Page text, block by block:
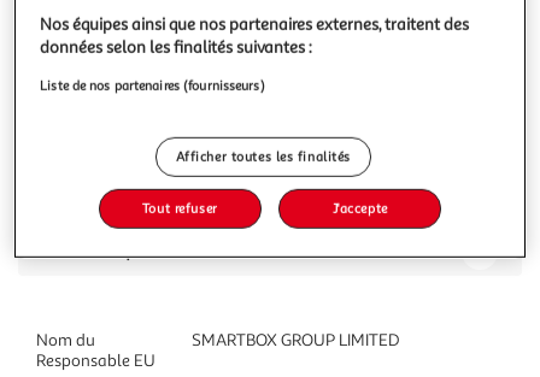
Vous voulez connaître le prix de ce produit ?
Description
Caractéristiques
Nom du
Responsable EU
SMARTBOX GROUP LIMITED
Nos équipes ainsi que nos partenaires externes, traitent des
données selon les finalités suivantes :
Liste de nos partenaires (fournisseurs)
Afficher toutes les finalités
Tout refuser J'accepte